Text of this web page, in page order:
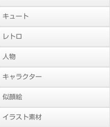
キュート
レトロ
人物
キャラクター
似顔絵
イラスト素材